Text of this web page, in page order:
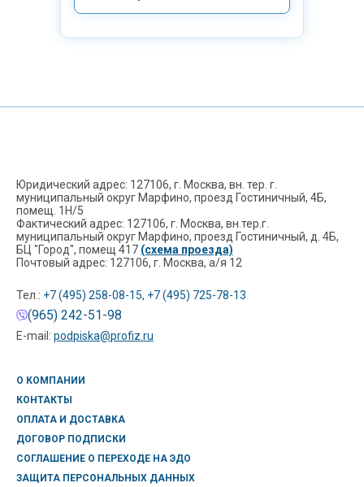
Юридический адрес: 127106, г. Москва, вн. тер. г.
муниципальный округ Марфино, проезд Гостиничный, 4Б,
помещ. 1Н/5
Фактический адрес: 127106, г. Москва, вн.тер.г.
муниципальный округ Марфино, проезд Гостиничный, д. 4Б,
БЦ "Город", помещ 417 (схема проезда)
Почтовый адрес: 127106, г. Москва, а/я 12
Тел.: +7 (495) 258-08-15, +7 (495) 725-78-13
(965) 242-51-98
E-mail: podpiska@profiz.ru
О КОМПАНИИ
КОНТАКТЫ
ОПЛАТА И ДОСТАВКА
ДОГОВОР ПОДПИСКИ
СОГЛАШЕНИЕ О ПЕРЕХОДЕ НА ЭДО
ЗАЩИТА ПЕРСОНАЛЬНЫХ ДАННЫХ